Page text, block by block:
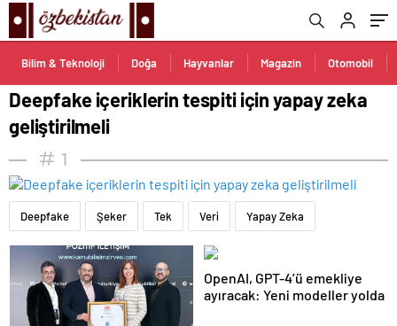
Bilim & Teknoloji Doğa Hayvanlar Magazin Otomobil
Deepfake içeriklerin tespiti için yapay zeka
geliştirilmeli
1
Deepfake Şeker Tek Veri Yapay Zeka
OpenAI, GPT-4’ü emekliye
ayıracak: Yeni modeller yolda